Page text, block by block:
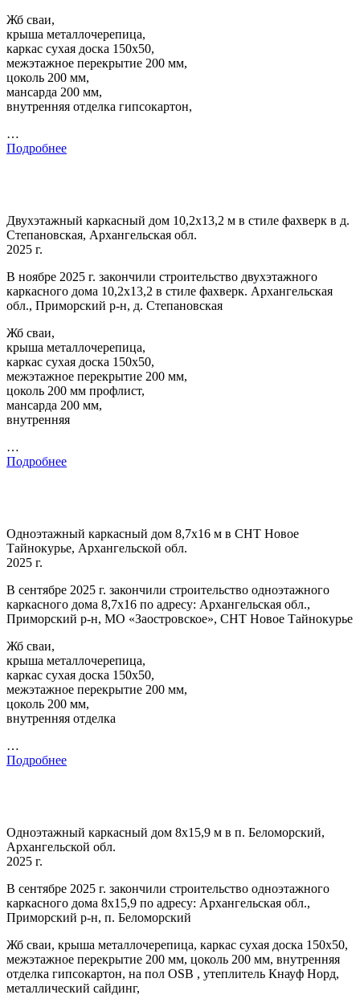
Жб сваи,
крыша металлочерепица,
каркас сухая доска 150х50,
межэтажное перекрытие 200 мм,
цоколь 200 мм,
мансарда 200 мм,
внутренняя отделка гипсокартон,
…
Подробнее
Двухэтажный каркасный дом 10,2х13,2 м в стиле фахверк в д.
Степановская, Архангельская обл.
2025 г.
В ноябре 2025 г. закончили строительство двухэтажного
каркасного дома 10,2х13,2 в стиле фахверк. Архангельская
обл., Приморский р-н, д. Степановская
Жб сваи,
крыша металлочерепица,
каркас сухая доска 150х50,
межэтажное перекрытие 200 мм,
цоколь 200 мм профлист,
мансарда 200 мм,
внутренняя
…
Подробнее
Одноэтажный каркасный дом 8,7х16 м в СНТ Новое
Тайнокурье, Архангельской обл.
2025 г.
В сентябре 2025 г. закончили строительство одноэтажного
каркасного дома 8,7х16 по адресу: Архангельская обл.,
Приморский р-н, МО «Заостровское», СНТ Новое Тайнокурье
Жб сваи,
крыша металлочерепица,
каркас сухая доска 150х50,
межэтажное перекрытие 200 мм,
цоколь 200 мм,
внутренняя отделка
…
Подробнее
Одноэтажный каркасный дом 8х15,9 м в п. Беломорский,
Архангельской обл.
2025 г.
В сентябре 2025 г. закончили строительство одноэтажного
каркасного дома 8х15,9 по адресу: Архангельская обл.,
Приморский р-н, п. Беломорский
Жб сваи, крыша металлочерепица, каркас сухая доска 150х50,
межэтажное перекрытие 200 мм, цоколь 200 мм, внутренняя
отделка гипсокартон, на пол OSB , утеплитель Кнауф Норд,
металлический сайдинг,